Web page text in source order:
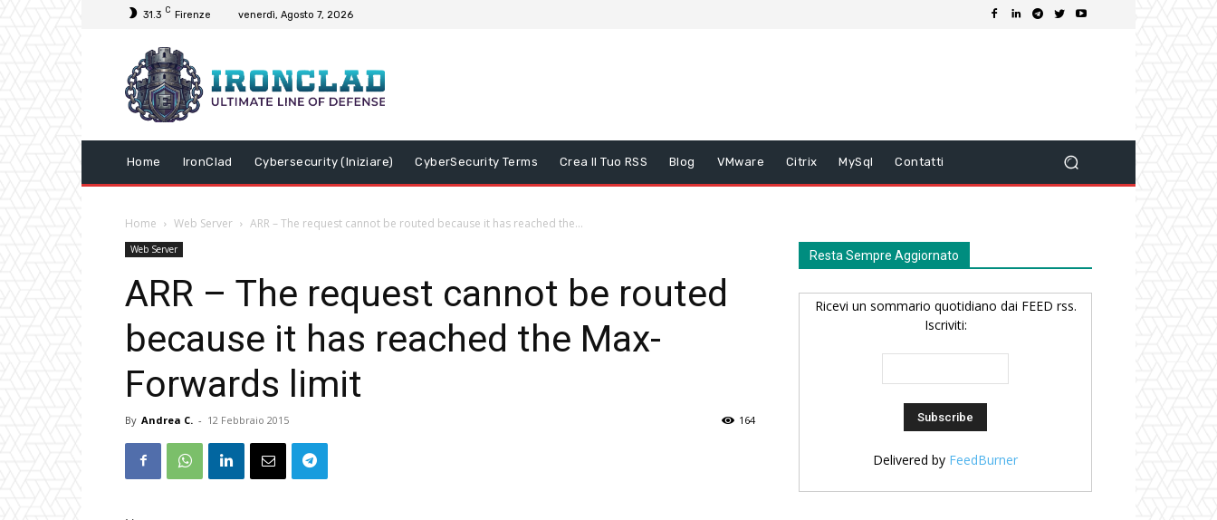
31.3 C Firenze venerdì, Agosto 7, 2026
Home IronClad Cybersecurity (Iniziare) CyberSecurity Terms Crea Il Tuo RSS Blog VMware Citrix MySql Contatti
Home Web Server ARR – The request cannot be routed because it has reached the...
Web Server
ARR – The request cannot be routed
because it has reached the Max-
Forwards limit
By Andrea C. - 12 Febbraio 2015 164
Resta Sempre Aggiornato
Ricevi un sommario quotidiano dai FEED rss.
Iscriviti:
Delivered by FeedBurner